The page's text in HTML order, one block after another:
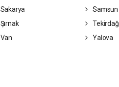
Sakarya Samsun
Şırnak Tekirdağ
Van Yalova